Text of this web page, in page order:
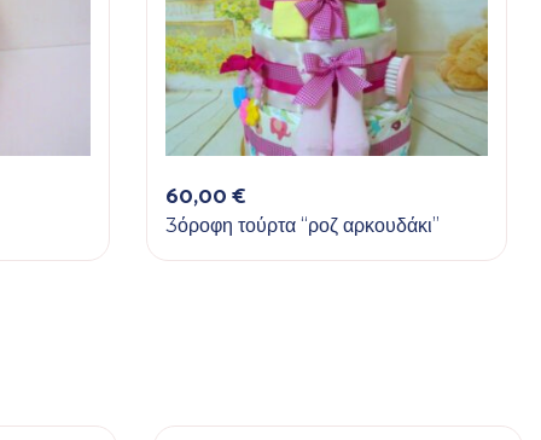
60,00€
3όροφη τούρτα “ροζ αρκουδάκι”